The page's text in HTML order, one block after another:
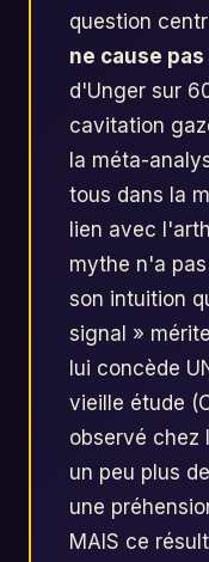
question
ne cause
d'Unger sur
cavitation
la méta-
tous dans la
lien avec
mythe n'a
son intuition
signal »
lui concède
vieille étude
observé chez
un peu plus
une
MAIS ce